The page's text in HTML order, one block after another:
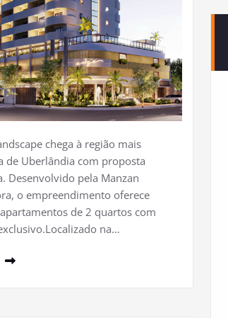
chega à região mais
de Uberlândia com proposta
Desenvolvido pela Manzan
o empreendimento oferece
de 2 quartos com
na…